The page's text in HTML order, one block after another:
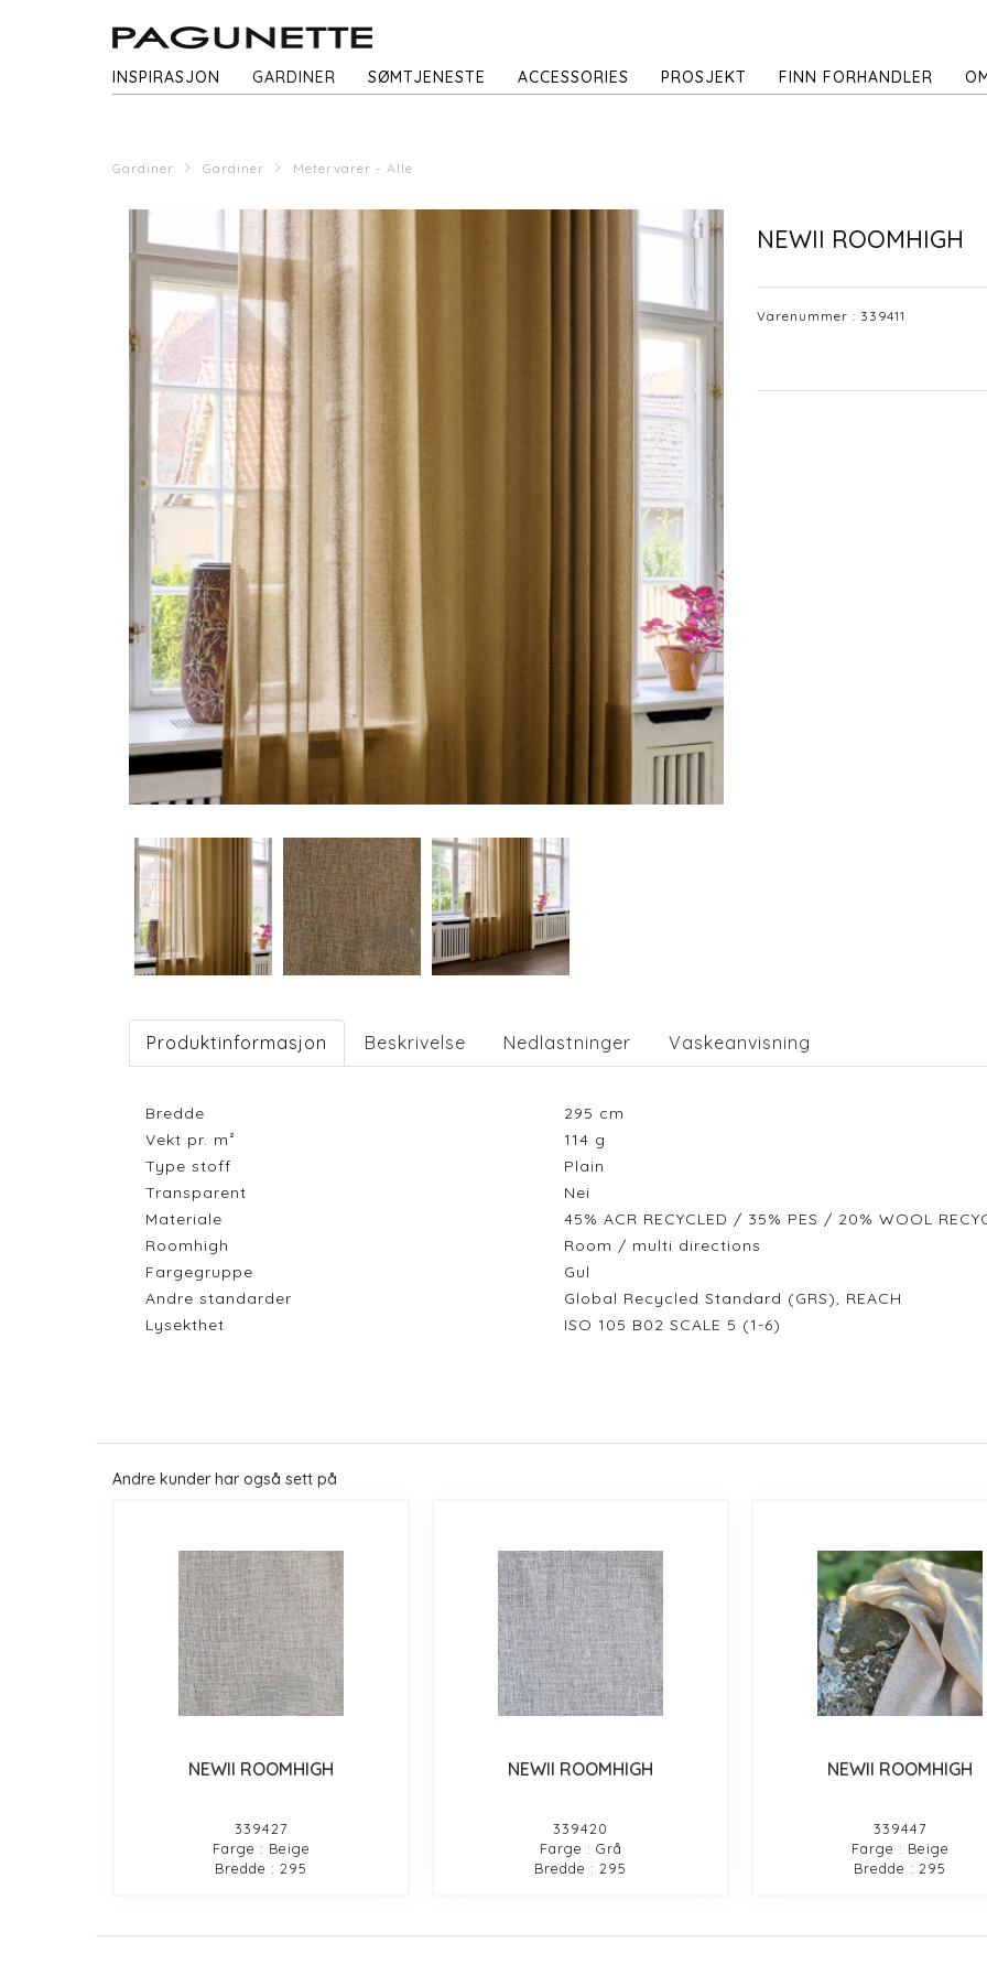
INSPIRASJON GARDINER SØMTJENESTE ACCESSORIES PROSJEKT FINN FORHANDLER
Gardiner Gardiner Metervarer - Alle
NEWII ROOMHIGH
Varenummer : 339411
Produktinformasjon Beskrivelse Nedlastninger Vaskeanvisning
Bredde 295 cm
Vekt pr. m²
114 g
Type stoff
Plain
Transparent
Nei
Materiale
45% ACR RECYCLED / 35% PES / 20% WOOL
Roomhigh
Room / multi directions
Fargegruppe
Gul
Andre standarder
Global Recycled Standard (GRS), REACH
Lysekthet
ISO 105 B02 SCALE 5 (1-6)
Andre kunder har også sett på
NEWII ROOMHIGH
339427
Farge : Beige
Bredde : 295
NEWII ROOMHIGH
339420
Farge : Grå
Bredde : 295
NEWII ROOMHIGH
339447
Farge : Beige
Bredde : 295